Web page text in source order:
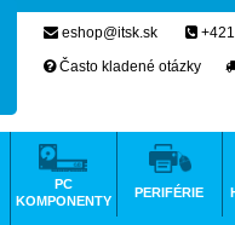
eshop@itsk.sk
Často kladené otázky
PC
KOMPONENTY
PERIFÉRIE